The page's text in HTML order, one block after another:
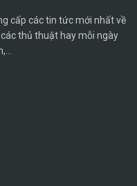
cấp các tin tức mới nhất về
thủ thuật hay mỗi ngày